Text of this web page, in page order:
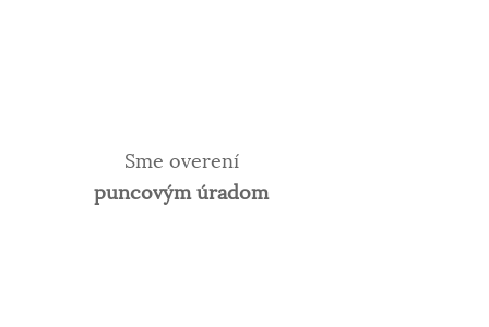
Sme overení
puncovým úradom